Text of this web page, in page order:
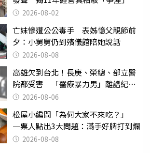
2026-08-02
亡妹慘遭公公毒手 表姊憶父親節前
夕：小舅舅仍到殯儀館陪她說話
2026-08-08
高雄欠到台北！長庚、榮總、部立醫
院都受害 「醫療暴力男」離譜紀錄
曝光2026-08-06
松屋小編問「為何大家不來吃？」
一票人點出3大問題：滿手好牌打到爛
2026-08-08